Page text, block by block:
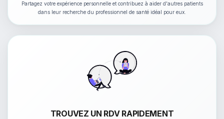
Partagez votre expérience personnelle et contribuez à aider d'autres patients
dans leur recherche du professionnel de santé idéal pour eux.
TROUVEZ UN RDV RAPIDEMENT